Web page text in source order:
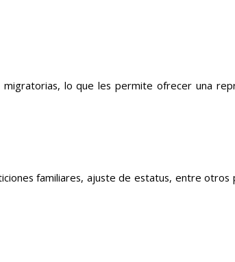
lo que les permite ofrecer una
familiares, ajuste de estatus, entre otros